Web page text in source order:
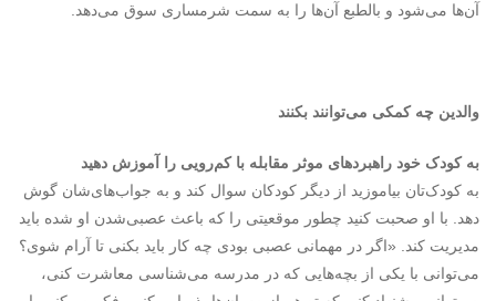
آن‌ها می‌شود و بالطبع آن‌ها را به سمت شرمساری سوق می‌دهد.
والدین چه کمکی می‌توانند بکنند
به کودک خود راهبرد‌های موثر مقابله با کم‌رویی را آموزش دهید
به کودک‌تان بیاموزید از دیگر کودکان سوال کند و به جواب‌های‌شان گوش
دهد. با او صحبت کنید چطور موقعیتی را که باعث عصبی‌شدن او شده باید
مدیریت کند. «اگر در مهمانی عصبی بودی چه کار باید بکنی تا آرام شوی؟
می‌توانی با یکی از بچه‌هایی که در مدرسه می‌شناسی معاشرت کنی،